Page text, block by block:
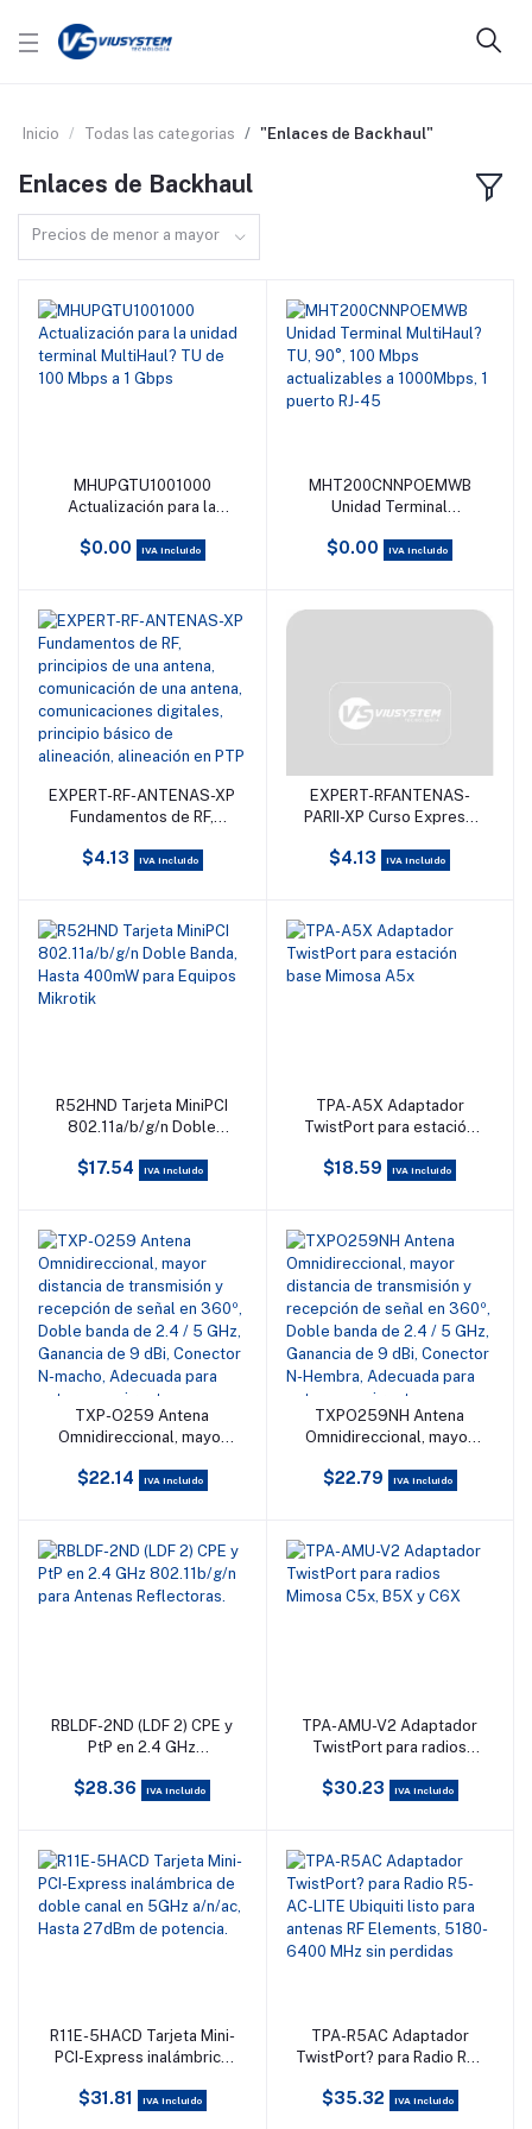
Inicio Todas las categorias "Enlaces de Backhaul"
Enlaces de Backhaul
Precios de menor a mayor
Añadir al carrito
MHUPGTU1001000
Actualización para la
MultiHaul? TU de 100
$0.00 IVA incluido
Añadir al carrito
MHT200CNNPOEMWB
Unidad Terminal
Mbps actualizables a
$0.00 IVA incluido
Añadir al carrito
EXPERT-RF-ANTENAS-XP
Fundamentos de RF,
comunicación de una
de alineación, alineación
en PTP
$4.13 IVA incluido
Añadir al carrito
EXPERT-RFANTENAS-
PARII-XP Curso Express
antenas PARTE II: Patrón
diferentes antena,
comunicación de una
antena en PTP y PTMP,
$4.13 IVA incluido
Añadir al carrito
R52HND Tarjeta MiniPCI
802.11a/b/g/n Doble
Equipos Mikrotik
$17.54 IVA incluido
Añadir al carrito
TPA-A5X Adaptador
TwistPort para estación
$18.59 IVA incluido
Añadir al carrito
TXP-O259 Antena
Omnidireccional, mayor
recepción de señal en
dBi, Conector N-macho,
Adecuada para entornos
exigentes
$22.14 IVA incluido
Añadir al carrito
TXPO259NH Antena
Omnidireccional, mayor
recepción de señal en
dBi, Conector N-Hembra,
Adecuada para entornos
exigentes
$22.79 IVA incluido
Añadir al carrito
RBLDF-2ND (LDF 2) CPE y
PtP en 2.4 GHz
Reflectoras.
$28.36 IVA incluido
Añadir al carrito
TPA-AMU-V2 Adaptador
TwistPort para radios
$30.23 IVA incluido
Añadir al carrito
R11E-5HACD Tarjeta Mini-
PCI-Express inalámbrica
a/n/ac, Hasta 27dBm de
$31.81 IVA incluido
Añadir al carrito
TPA-R5AC Adaptador
TwistPort? para Radio R5-
antenas RF Elements,
$35.32 IVA incluido